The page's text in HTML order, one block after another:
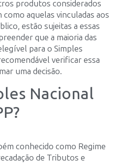
produtos considerados
como aquelas vinculadas aos
estão sujeitas a essas
que a maioria das
para o Simples
verificar essa
uma decisão.
Nacional
conhecido como Regime
de Tributos e